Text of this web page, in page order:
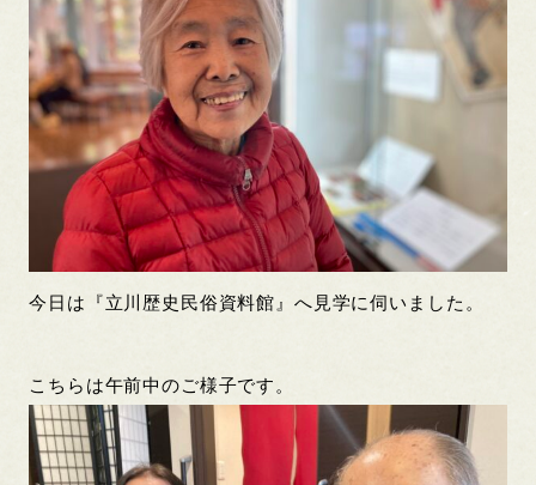
今日は『立川歴史民俗資料館』へ見学に伺いました。
こちらは午前中のご様子です。